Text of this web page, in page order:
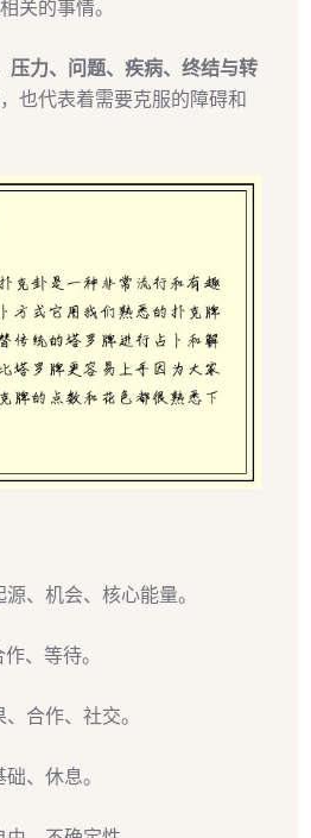
关的事情。
压力、问题、疾病、终结与转
也代表着需要克服的障碍和
、机会、核心能量。
、等待。
合作、社交。
、休息。